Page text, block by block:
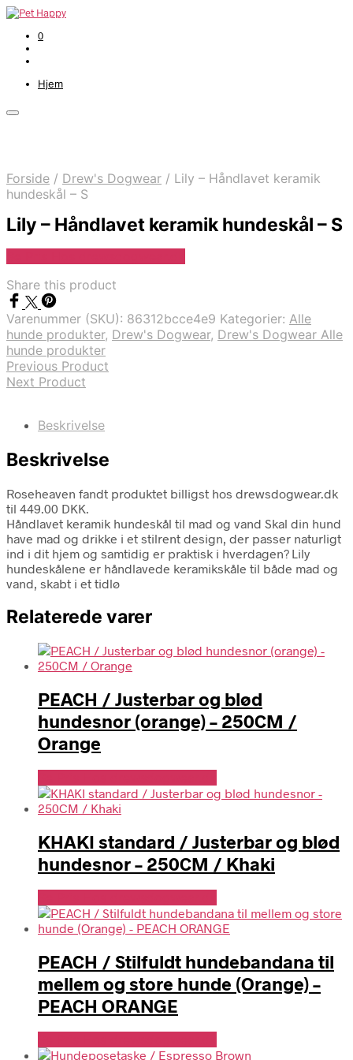
0
Hjem
Forside / Drew's Dogwear / Lily – Håndlavet keramik
hundeskål – S
Lily – Håndlavet keramik hundeskål – S
Share this product
Varenummer (SKU): 86312bcce4e9 Kategorier: Alle
hunde produkter, Drew's Dogwear, Drew's Dogwear Alle
hunde produkter
Previous Product
Next Product
Beskrivelse
Beskrivelse
Roseheaven fandt produktet billigst hos drewsdogwear.dk
til 449.00 DKK.
Håndlavet keramik hundeskål til mad og vand Skal din hund
have mad og drikke i et stilrent design, der passer naturligt
ind i dit hjem og samtidig er praktisk i hverdagen? Lily
hundeskålene er håndlavede keramikskåle til både mad og
vand, skabt i et tidlø
Relaterede varer
PEACH / Justerbar og blød
hundesnor (orange) – 250CM /
Orange
KHAKI standard / Justerbar og blød
hundesnor – 250CM / Khaki
PEACH / Stilfuldt hundebandana til
mellem og store hunde (Orange) –
PEACH ORANGE